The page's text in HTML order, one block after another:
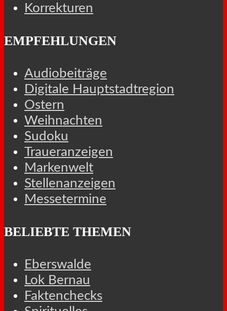
Korrekturen
EMPFEHLUNGEN
Audiobeiträge
Digitale Hauptstadtregion
Ostern
Weihnachten
Sudoku
Traueranzeigen
Markenwelt
Stellenanzeigen
Messetermine
BELIEBTE THEMEN
Eberswalde
Lok Bernau
Faktenchecks